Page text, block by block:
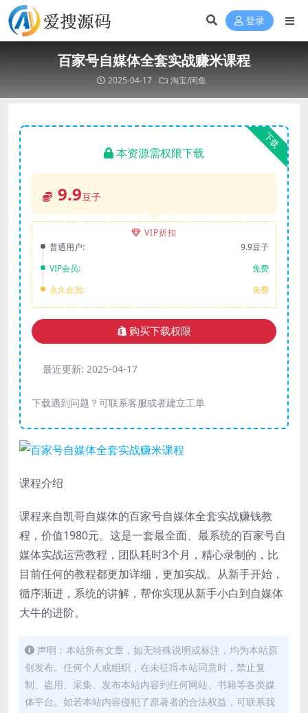
登录
百家号自媒体全套实战赚米课程
2025-04-17 淘宝/闲鱼
下载
本资源需权限下载
9.9豆子
VIP折扣
普通用户:
9.9豆子
VIP会员:
免费
永久会员:
免费
购买下载权限
最近更新: 2025-04-17
下载遇到问题？可联系客服或者建立工单
课程介绍
课程来自凯哥自媒体的百家号自媒体全套实战赚钱教
程，价值1980元。这是一套最全面、最系统的百家号自
媒体实战运营教程，团队耗时3个月，精心录制的，比
目前任何的教程都更加详细，更加实战。从新手开始，
循序渐进，系统的讲解，帮你实现从新手小白到自媒体
大牛的进阶。
声明：本站所有文章，如无特殊说明或标注，均为本站原
创发布。任何个人或组织，在未征得本站同意时，禁止复
制、盗用、采集、发布本站内容到任何网站、书籍等各类媒
体平台。如若本站内容侵犯了原著者的合法权益，可联系我